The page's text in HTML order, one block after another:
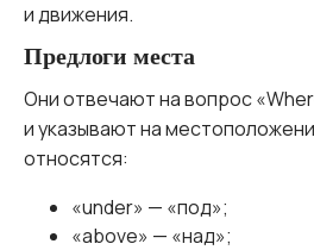
и движения.
Предлоги места
Они отвечают на вопрос
и указывают на
относятся:
«under» — «под»;
«above» — «над»;